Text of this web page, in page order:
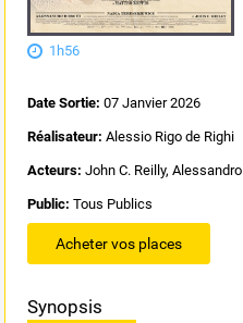
1h56
Date Sortie:07 Janvier 2026
Réalisateur:Alessio Rigo de Righi
Acteurs:John C. Reilly,
Public:Tous Publics
Acheter vos places
Synopsis